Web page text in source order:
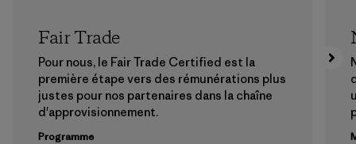
Fair Trade
Pour nous, le Fair Trade Certified est la
première étape vers des rémunérations plus
justes pour nos partenaires dans la chaîne
d'approvisionnement.
Programme